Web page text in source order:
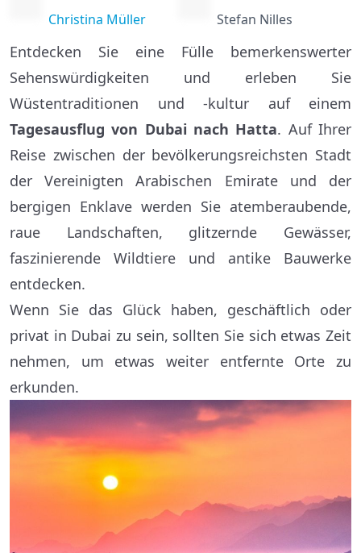
Christina Müller Stefan Nilles
Entdecken Sie eine Fülle bemerkenswerter
Sehenswürdigkeiten und erleben Sie
Wüstentraditionen und -kultur auf einem
Tagesausflug von Dubai nach Hatta. Auf Ihrer
Reise zwischen der bevölkerungsreichsten Stadt
der Vereinigten Arabischen Emirate und der
bergigen Enklave werden Sie atemberaubende,
raue Landschaften, glitzernde Gewässer,
faszinierende Wildtiere und antike Bauwerke
entdecken.
Wenn Sie das Glück haben, geschäftlich oder
privat in Dubai zu sein, sollten Sie sich etwas Zeit
nehmen, um etwas weiter entfernte Orte zu
erkunden.